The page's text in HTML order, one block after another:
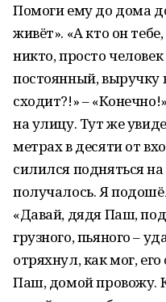
Помоги ему до дома
живёт». «А кто он
никто, просто
постоянный, выручку
сходит?!» –
на улицу. Тут же
метрах в десяти от
силился подняться на
получалось. Я
«Давай, дядя Паш,
грузного, пьяного –
отряхнул, как мог,
Паш, домой провожу.